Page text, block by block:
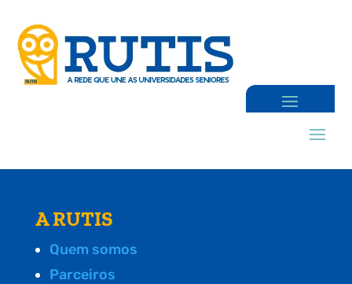
A RUTIS
Quem somos
Parceiros